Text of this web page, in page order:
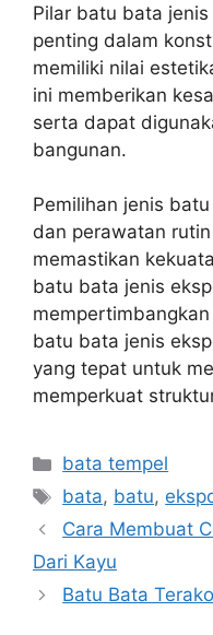
Pilar batu bata
penting dalam
memiliki nilai
ini memberikan
serta dapat
bangunan.
Pemilihan jenis
dan perawatan
memastikan
batu bata jenis
batu bata jenis
yang tepat untuk
memperkuat
Kategori
bata tempel
Tag
bata, batu,
Cara Membuat
Dari Kayu
Batu Bata